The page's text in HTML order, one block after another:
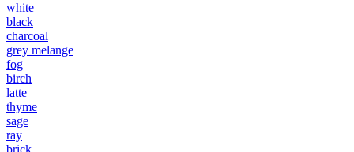
white
black
charcoal
grey melange
fog
birch
latte
thyme
sage
ray
brick